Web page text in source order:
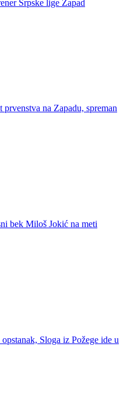
Srpske lige Zapad
na Zapadu, spreman
bek Miloš Jokić na meti
Sloga iz Požege ide u